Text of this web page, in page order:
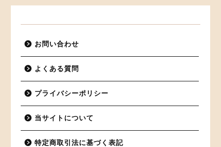
お問い合わせ
よくある質問
プライバシーポリシー
当サイトについて
特定商取引法に基づく表記